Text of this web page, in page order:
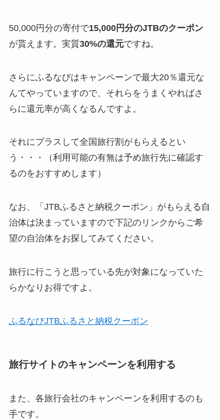
50,000円分の寄付で15,000円分のJTBのクーポン
が貰えます。実質30%の還元ですね。
さらにふるなびはキャンペーンで最大20％還元な
んてやっていますので、それらをうまくやればさ
らに還元率が高くなるんですよ。
それにプラスして全国旅行割がもらえるとい
う・・・（利用可能の有無は予め旅行先に確認す
るのをおすすめします）
なお、「JTBふるさと納税クーポン」がもらえる自
治体は決まっていますので下記のリンクからご希
望の自治体をお探してみてください。
旅行に行こうと思っている先が対象になっていた
らかなりお得ですよ。
ふるなびJTBふるさと納税クーポン
旅行サイトのキャンペーンを利用する
また、各旅行会社のキャンペーンを利用するのも
手です。